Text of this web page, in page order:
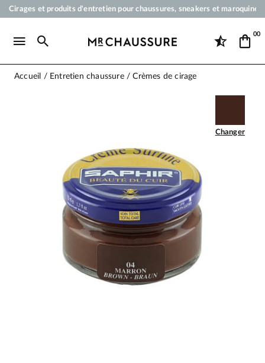
Cirages et produits d'entretien pour chaussures, sneakers et
Paiement en 3x 4x par carte bancaire dès 50 €
00
Accueil Entretien chaussure Crèmes de cirage
Changer